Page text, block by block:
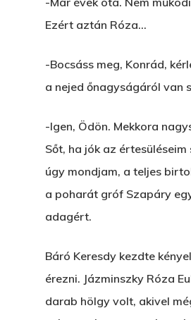
Ezért aztán Róza…
-Bocsáss meg, Konrád,
a nejed őnagyságáról van
-Igen, Ödön. Mekkora
Sőt, ha jók az
úgy mondjam, a teljes
a poharát gróf Szapáry
adagért.
Báró Keresdy kezdte
érezni. Jázminszky Róza
darab hölgy volt, akivel